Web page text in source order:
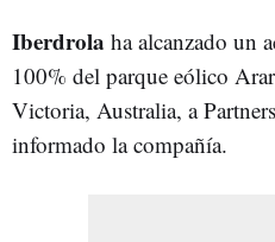
Iberdrola ha alcanzado un
100% del parque eólico
Victoria, Australia, a
informado la compañía.